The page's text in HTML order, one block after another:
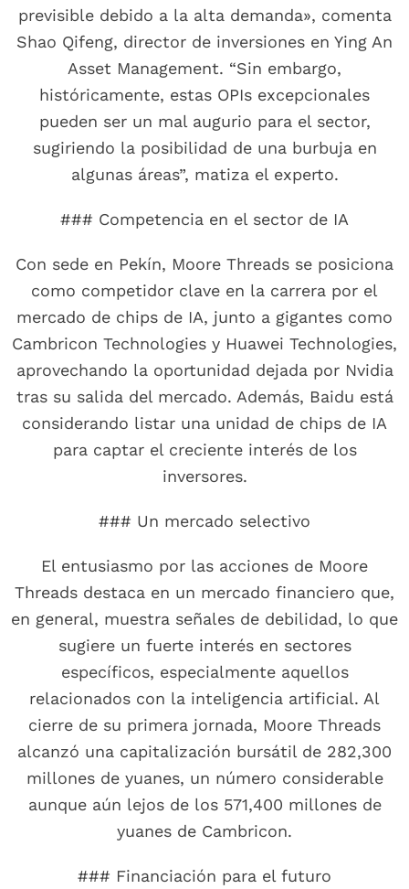
previsible debido a la alta demanda», comenta
Shao Qifeng, director de inversiones en Ying An
Asset Management. “Sin embargo,
históricamente, estas OPIs excepcionales
pueden ser un mal augurio para el sector,
sugiriendo la posibilidad de una burbuja en
algunas áreas”, matiza el experto.
### Competencia en el sector de IA
Con sede en Pekín, Moore Threads se posiciona
como competidor clave en la carrera por el
mercado de chips de IA, junto a gigantes como
Cambricon Technologies y Huawei Technologies,
aprovechando la oportunidad dejada por Nvidia
tras su salida del mercado. Además, Baidu está
considerando listar una unidad de chips de IA
para captar el creciente interés de los
inversores.
### Un mercado selectivo
El entusiasmo por las acciones de Moore
Threads destaca en un mercado financiero que,
en general, muestra señales de debilidad, lo que
sugiere un fuerte interés en sectores
específicos, especialmente aquellos
relacionados con la inteligencia artificial. Al
cierre de su primera jornada, Moore Threads
alcanzó una capitalización bursátil de 282,300
millones de yuanes, un número considerable
aunque aún lejos de los 571,400 millones de
yuanes de Cambricon.
### Financiación para el futuro